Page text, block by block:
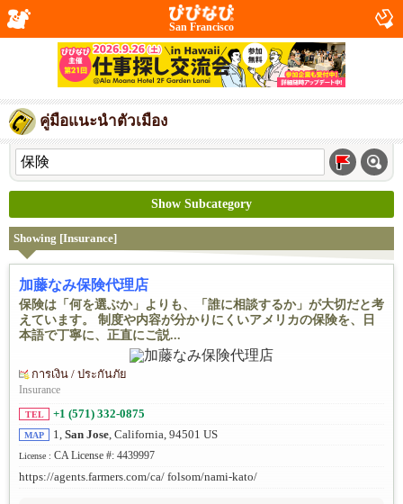
San Francisco
คู่มือแนะนำตัวเมือง
Show Subcategory
Showing [Insurance]
加藤なみ保険代理店
保険は「何を選ぶか」よりも、「誰に相談するか」が大切だと考
えています。 制度や内容が分かりにくいアメリカの保険を、日
本語で丁寧に、正直にご説...
การเงิน / ประกันภัย
Insurance
TEL +1 (571) 332-0875
MAP 1, San Jose, California, 94501 US
License : CA License #: 4439997
https://agents.farmers.com/ca/ folsom/nami-kato/